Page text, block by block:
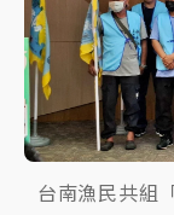
台南漁民共組